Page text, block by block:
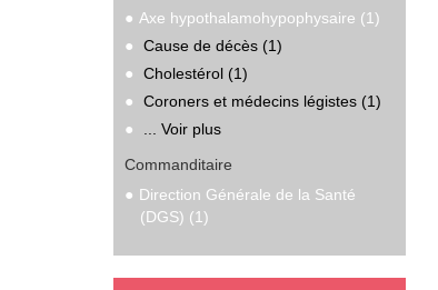
Axe hypothalamohypophysaire (1)
Cause de décès (1)
Cholestérol (1)
Coroners et médecins légistes (1)
... Voir plus
Commanditaire
Direction Générale de la Santé
(DGS) (1)